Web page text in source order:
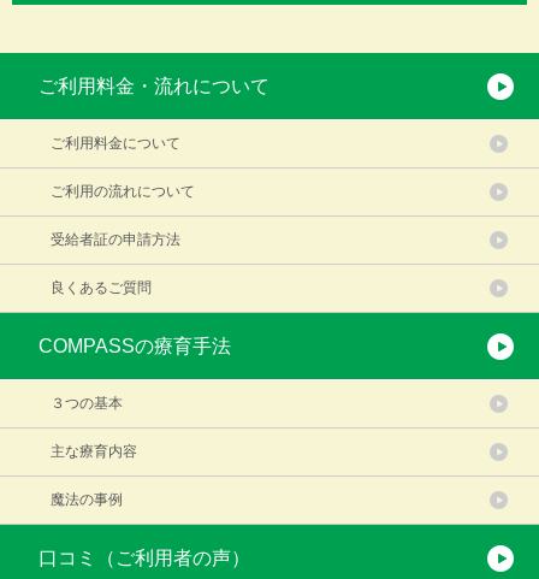
ご利用料金・流れについて
ご利用料金について
ご利用の流れについて
受給者証の申請方法
良くあるご質問
COMPASSの療育手法
３つの基本
主な療育内容
魔法の事例
口コミ（ご利用者の声）